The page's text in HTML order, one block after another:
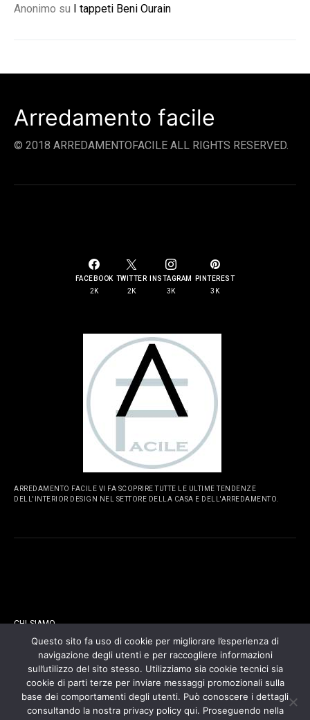
Anonimo su I tappeti Beni Ourain
Arredamento facile
© 2018 ARREDAMENTOFACILE ALL RIGHTS RESERVED.
FACEBOOK
2K
TWITTER
2K
INSTAGRAM
3K
PINTEREST
3K
ARREDAMENTO FACILE VI FA SCOPRIRE TUTTE LE ULTIME TENDENZE
DELL'INTERIOR DESIGN NEL SETTORE DELLA CASA E DELL'ARREDAMENTO.
CHI SIAMO
CONTATTI
COOKIES POLICY
Questo sito fa uso di cookie per migliorare l’esperienza di
navigazione degli utenti e per raccogliere informazioni
sull’utilizzo del sito stesso. Utilizziamo sia cookie tecnici sia
cookie di parti terze per inviare messaggi promozionali sulla
base dei comportamenti degli utenti. Può conoscere i dettagli
consultando la nostra privacy policy qui. Proseguendo nella